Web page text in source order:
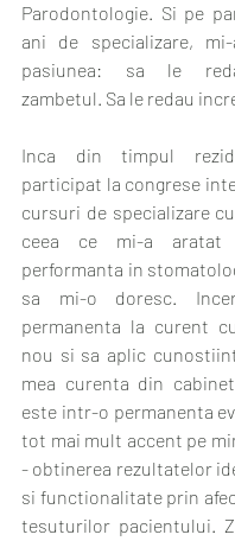
Parodontologie. Si pe
ani de specializare,
pasiunea: sa le
zambetul. Sa le redau
Inca din timpul
participat la congrese
cursuri de specializare
ceea ce mi-a aratat
performanta in
sa mi-o doresc.
permanenta la curent
nou si sa aplic
mea curenta din
este intr-o permanenta
tot mai mult accent pe
- obtinerea rezultatelor
si functionalitate prin
tesuturilor pacientului.